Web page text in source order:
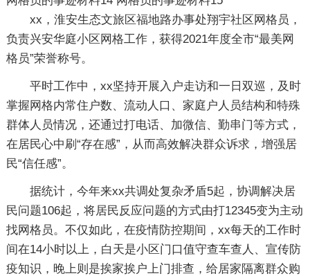
xx，淮安生态文旅区福地路办事处翔宇社区网格员，
负责兴安华庭小区网格工作，获得2021年度全市“最美网
格员”荣誉称号。
平时工作中，xx坚持开展入户走访和一日双巡，及时
掌握网格内常住户数、流动人口、家庭户人员结构和特殊
群体人员情况，还通过打电话、加微信、勤串门等方式，
在居民心中刷“存在感”，从而高效解决群众诉求，增强居
民“信任感”。
据统计，今年来xx共调处复杂矛盾5起，协调解决居
民问题106起，将居民反应问题的方式由打12345变为主动
找网格员。不仅如此，在疫情防控期间，xx每天的工作时
间在14小时以上，白天是小区门口值守查车查人、宣传防
疫知识，晚上则是挨家挨户上门排查，给居家隔离群众购